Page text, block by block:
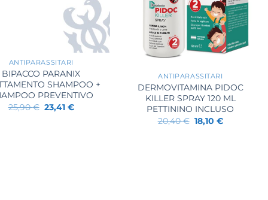
ANTIPARASSITARI
BIPACCO PARANIX
SHAMPOO +
PREVENTIVO
25,90€ Il
prezzo
23,41 €Il
ANTIPARASSITARI
DERMOVITAMINA PIDOC
KILLER SPRAY 120 ML
PETTININO INCLUSO
20,40€ Il
prezzo
18,10 €Il